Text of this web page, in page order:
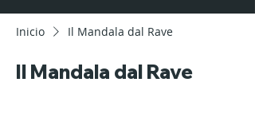
Inicio Il Mandala dal Rave
Il Mandala dal Rave